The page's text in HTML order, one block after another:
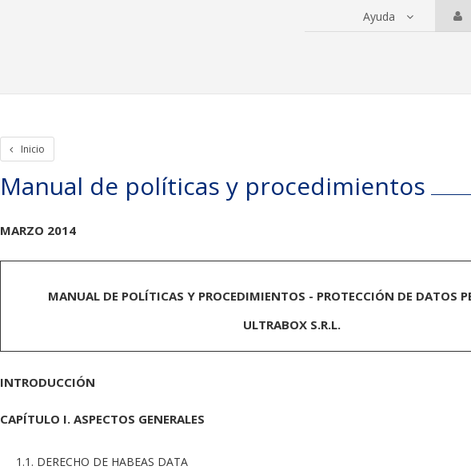
Ayuda
Inicio
Manual de políticas y procedimientos
MARZO 2014
MANUAL DE POLÍTICAS Y PROCEDIMIENTOS - PROTECCIÓN DE DATOS
ULTRABOX S.R.L.
INTRODUCCIÓN
CAPÍTULO I. ASPECTOS GENERALES
1.1. DERECHO DE HABEAS DATA